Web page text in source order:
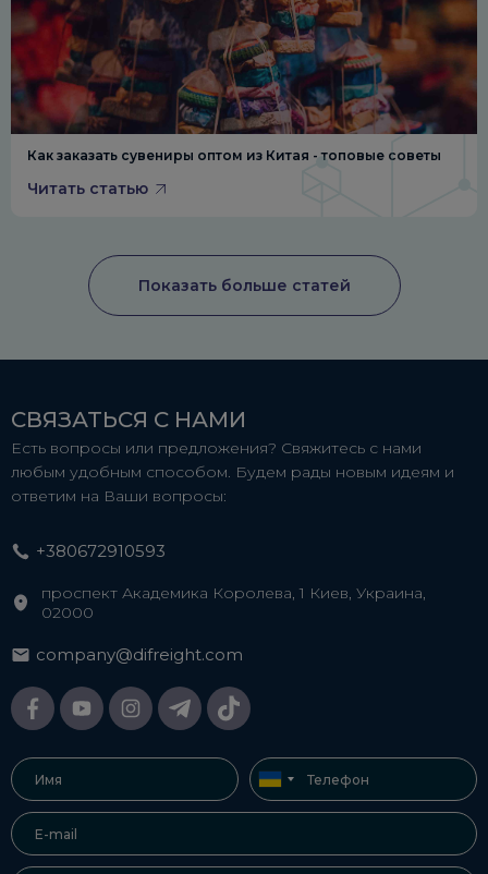
Как заказать сувениры оптом из Китая - топовые советы
Читать статью
Показать больше статей
СВЯЗАТЬСЯ С НАМИ
Есть вопросы или предложения? Свяжитесь с нами
любым удобным способом. Будем рады новым идеям и
ответим на Ваши вопросы:
+380672910593
проспект Академика Королева, 1 Киев, Украина,
02000
company@difreight.com